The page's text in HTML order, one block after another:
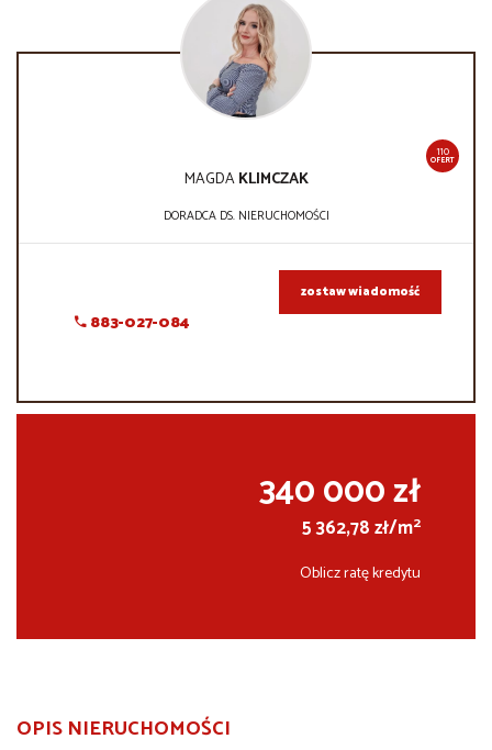
110
OFERT
MAGDAKLIMCZAK
DORADCA DS. NIERUCHOMOŚCI
883-027-084
zostaw wiadomość
340 000 zł
5 362,78 zł/m2
Oblicz ratę kredytu
OPIS NIERUCHOMOŚCI